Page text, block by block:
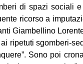
di spazi sociali
ricorso a
Giambellino
ripetuti sgomberi-
Sono poi